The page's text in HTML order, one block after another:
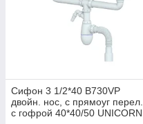
Сифон 3 1/2*40 B730VP
двойн. нос, с прямоуг перел.
с гофрой 40*40/50 UNICORN